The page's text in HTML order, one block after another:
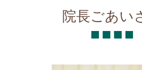
院長ごあい